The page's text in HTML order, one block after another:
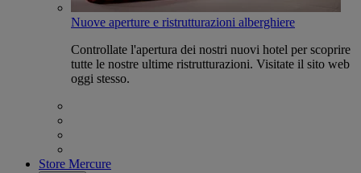
Nuove aperture e ristrutturazioni alberghiere
Controllate l'apertura dei nostri nuovi hotel per scoprire
tutte le nostre ultime ristrutturazioni. Visitate il sito web
oggi stesso.
Store Mercure